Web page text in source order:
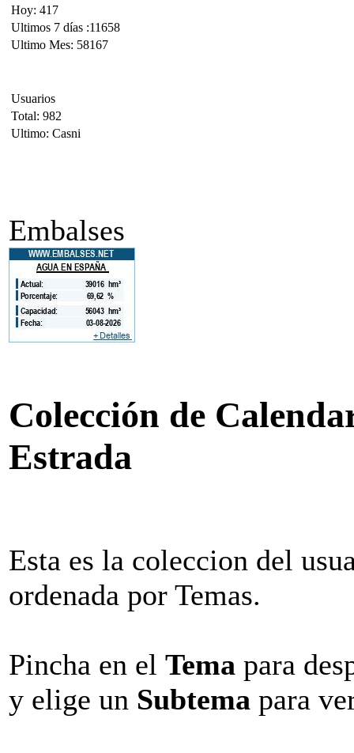
Hoy: 417
Ultimos 7 días :11658
Ultimo Mes: 58167
Usuarios
Total: 982
Ultimo: Casni
Embalses
Colección de
Estrada
Esta es la coleccion del
ordenada por Temas.
Pincha en el Tema para
y elige un Subtema para